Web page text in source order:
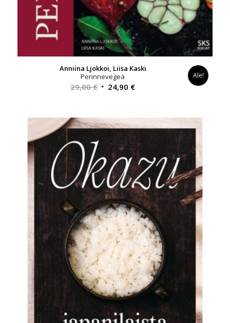
Anniina Ljokkoi, Liisa Kaski
Perinnevegeä
29,00€ Alkuperäinen
29,00 €.
24,90 €Nykyinen
24,90 €.
Ale!